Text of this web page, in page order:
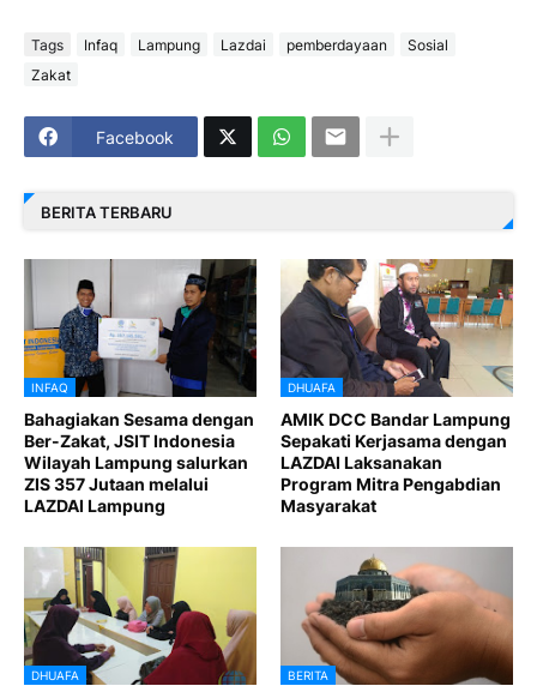
Tags Infaq Lampung Lazdai pemberdayaan
Sosial
Zakat
Facebook
BERITA TERBARU
INFAQ
Bahagiakan Sesama dengan
Ber-Zakat, JSIT Indonesia
Wilayah Lampung salurkan
ZIS 357 Jutaan melalui
LAZDAI Lampung
DHUAFA
AMIK DCC Bandar Lampung
Sepakati Kerjasama dengan
LAZDAI Laksanakan
Program Mitra Pengabdian
Masyarakat
DHUAFA BERITA